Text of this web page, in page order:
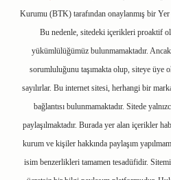
Kurumu (BTK) tarafından onaylanmış bir Yer
Bu nedenle, sitedeki içerikleri proaktif
yükümlülüğümüz bulunmamaktadır.
sorumluluğunu taşımakta olup, siteye üye
sayılırlar. Bu internet sitesi, herhangi bir
bağlantısı bulunmamaktadır. Sitede
paylaşılmaktadır. Burada yer alan içerikler
kurum ve kişiler hakkında paylaşım
isim benzerlikleri tamamen tesadüfidir.